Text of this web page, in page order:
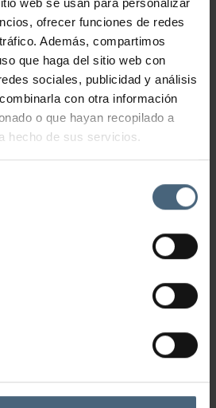
web se usan para personalizar
ofrecer funciones de redes
Además, compartimos
que haga del sitio web con
sociales, publicidad y análisis
con otra información
o que hayan recopilado a
hecho de sus servicios.
ERREDUZITZAILE
699,00€